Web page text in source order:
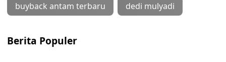
buyback antam terbaru dedi mulyadi
Berita Populer